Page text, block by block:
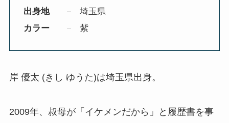
出身地
埼玉県
カラー
紫
岸 優太 (きし ゆうた)は埼玉県出身。
2009年、叔母が「イケメンだから」と履歴書を事